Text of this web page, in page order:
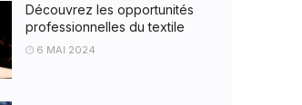
Découvrez les opportunités
professionnelles du textile
6 MAI 2024